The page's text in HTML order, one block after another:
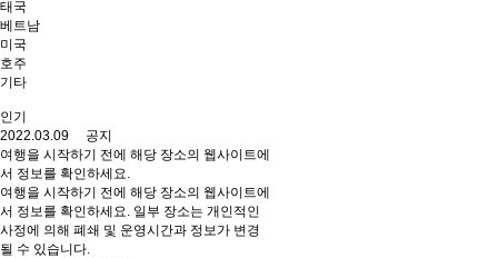
태국
베트남
미국
호주
기타
인기
2022.03.09 공지
여행을 시작하기 전에 해당 장소의 웹사이트에
서 정보를 확인하세요.
여행을 시작하기 전에 해당 장소의 웹사이트에
서 정보를 확인하세요. 일부 장소는 개인적인
사정에 의해 폐쇄 및 운영시간과 정보가 변경
될 수 있습니다.